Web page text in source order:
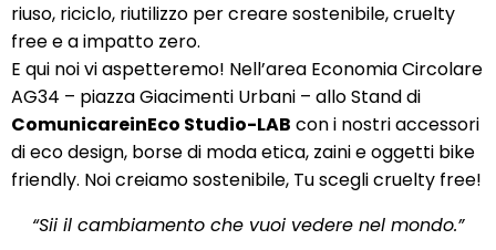
riuso, riciclo, riutilizzo per creare sostenibile, cruelty
free e a impatto zero.
E qui noi vi aspetteremo! Nell’area Economia Circolare
AG34 – piazza Giacimenti Urbani – allo Stand di
ComunicareinEco Studio-LAB con i nostri accessori
di eco design, borse di moda etica, zaini e oggetti bike
friendly. Noi creiamo sostenibile, Tu scegli cruelty free!
“Sii il cambiamento che vuoi vedere nel mondo.”